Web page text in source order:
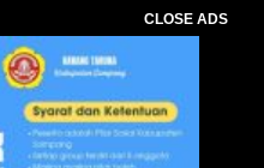
CLOSE ADS